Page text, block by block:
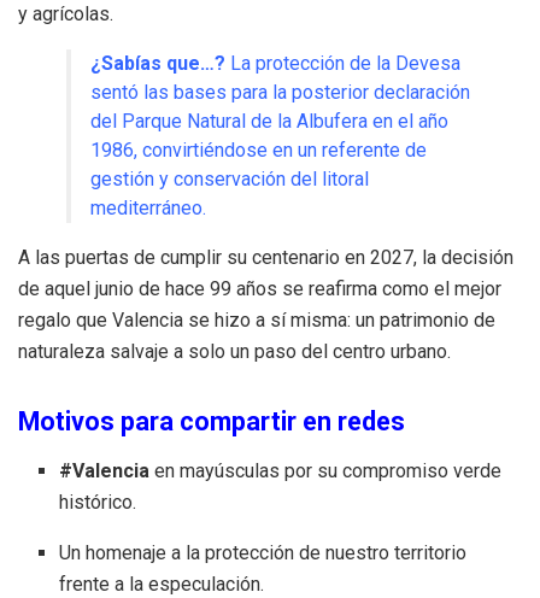
y agrícolas.
¿Sabías que…? La protección de la Devesa
sentó las bases para la posterior declaración
del Parque Natural de la Albufera en el año
1986, convirtiéndose en un referente de
gestión y conservación del litoral
mediterráneo.
A las puertas de cumplir su centenario en 2027, la decisión
de aquel junio de hace 99 años se reafirma como el mejor
regalo que Valencia se hizo a sí misma: un patrimonio de
naturaleza salvaje a solo un paso del centro urbano.
Motivos para compartir en redes
#Valencia en mayúsculas por su compromiso verde
histórico.
Un homenaje a la protección de nuestro territorio
frente a la especulación.